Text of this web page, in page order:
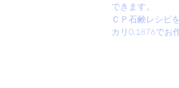
できます。
ＣＰ石鹸レシピ
カリ0.1876でお